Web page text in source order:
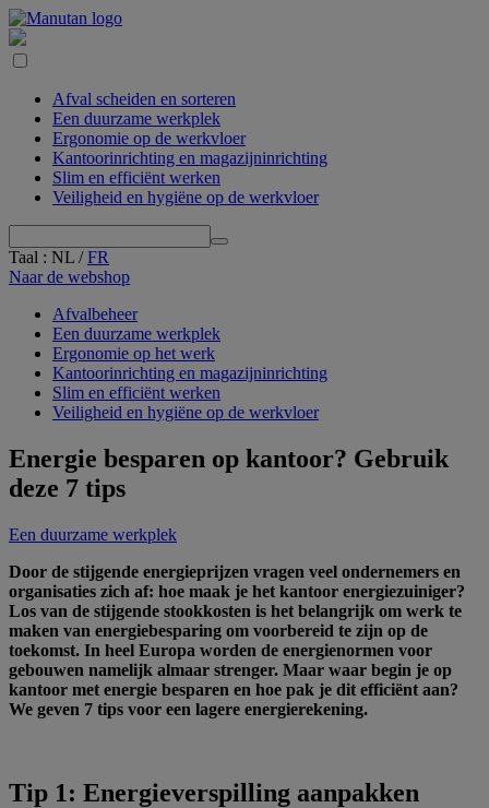
Afval scheiden en sorteren
Een duurzame werkplek
Ergonomie op de werkvloer
Kantoorinrichting en magazijninrichting
Slim en efficiënt werken
Veiligheid en hygiëne op de werkvloer
Taal : NL /FR
Naar de webshop
Afvalbeheer
Een duurzame werkplek
Ergonomie op het werk
Kantoor­­­inrichting en magazijn­­inrichting
Slim en efficiënt werken
Veiligheid en hygiëne op de werkvloer
Energie besparen op kantoor? Gebruik
deze 7 tips
Een duurzame werkplek
Door de stijgende energieprijzen vragen veel ondernemers en
organisaties zich af: hoe maak je het kantoor energiezuiniger?
Los van de stijgende stookkosten is het belangrijk om werk te
maken van energiebesparing om voorbereid te zijn op de
toekomst. In heel Europa worden de energienormen voor
gebouwen namelijk almaar strenger. Maar waar begin je op
kantoor met energie besparen en hoe pak je dit efficiënt aan?
We geven 7 tips voor een lagere energierekening.
Tip 1: Energieverspilling aanpakken